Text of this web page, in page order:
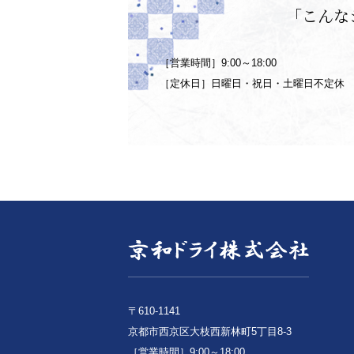
「こん
［営業時間］9:00～18:00
［定休日］日曜日・祝日・土曜日不定休
〒610-1141
京都市西京区大枝西新林町5丁目8-3